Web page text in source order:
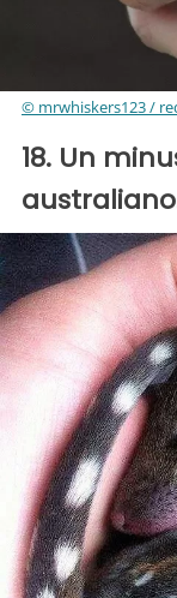
© mrwhiskers123 /
18. Un